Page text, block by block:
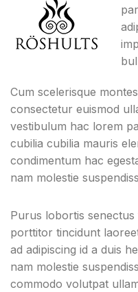
Cum scelerisque
consectetur euismod
vestibulum hac lorem
cubilia cubilia mauris
condimentum hac
nam molestie
Purus lobortis
porttitor tincidunt
ad adipiscing id a duis
nam molestie
commodo volutpat